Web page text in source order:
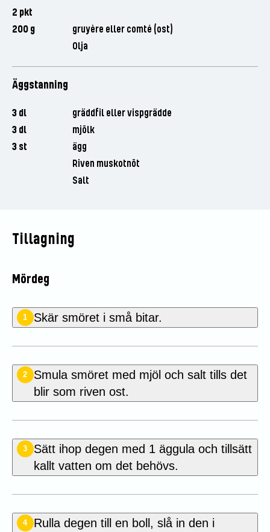
2 pkt
200 g
gruyère eller comté (ost)
Olja
Äggstanning
3 dl
gräddfil eller vispgrädde
3 dl
mjölk
3 st
ägg
Riven muskotnöt
Salt
Tillagning
Mördeg
1 Skär smöret i små bitar.
2
Smula smöret med mjöl och salt tills det
blir som riven ost.
3
Sätt ihop degen med 1 äggula och tillsätt
kallt vatten om det behövs.
4
Rulla degen till en boll, slå in den i